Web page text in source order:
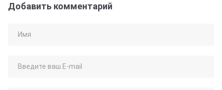
Добавить комментарий